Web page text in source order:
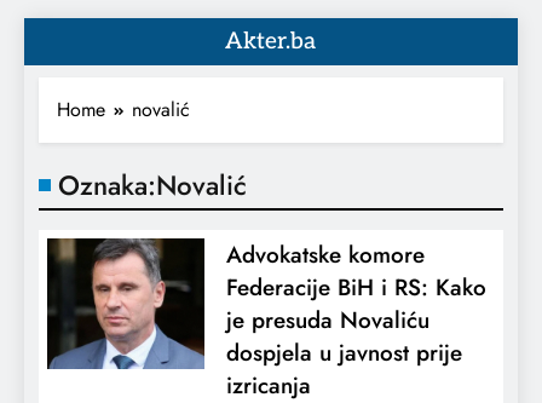
Akter.ba
Home novalić
Oznaka:Novalić
Advokatske komore
Federacije BiH i RS: Kako
je presuda Novaliću
dospjela u javnost prije
izricanja